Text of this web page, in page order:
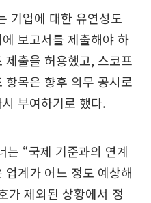
기업에 대한 유연성도
보고서를 제출해야 하
출을 허용했고, 스코프
목은 향후 의무 공시로
부여하기로 했다.
는 “국제 기준과의 연계
계가 어느 정도 예상해
가 제외된 상황에서 정